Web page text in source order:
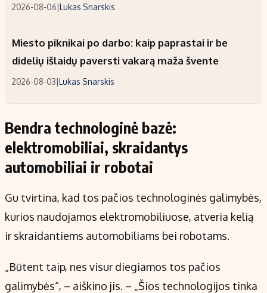
2026-08-06|Lukas Snarskis
Miesto piknikai po darbo: kaip paprastai ir be
didelių išlaidų paversti vakarą maža švente
2026-08-03|Lukas Snarskis
Bendra technologinė bazė:
elektromobiliai, skraidantys
automobiliai ir robotai
Gu tvirtina, kad tos pačios technologinės galimybės,
kurios naudojamos elektromobiliuose, atveria kelią
ir skraidantiems automobiliams bei robotams.
„Būtent taip, nes visur diegiamos tos pačios
galimybės“, – aiškino jis. – „Šios technologijos tinka